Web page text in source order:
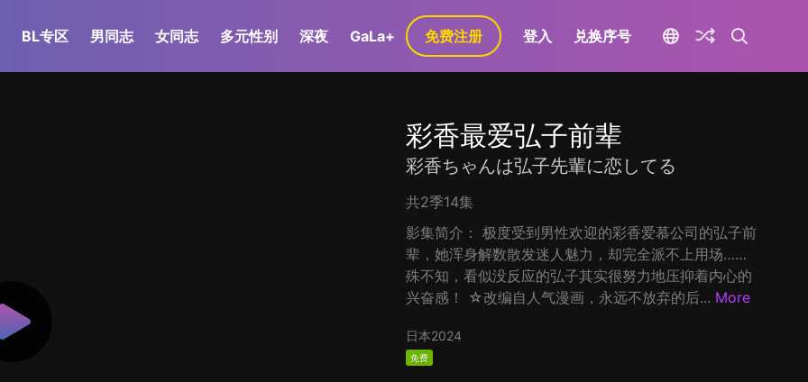
BL专区 男同志 女同志 多元性别 深夜 GaLa+ 免费注册 登入 兑换序号
彩香最爱弘子前辈
彩香ちゃんは弘子先輩に恋してる
共2季14集
影集简介： 极度受到男性欢迎的彩香爱慕公司的弘子前
辈，她浑身解数散发迷人魅力，却完全派不上用场……
殊不知，看似没反应的弘子其实很努力地压抑着内心的
兴奋感！ ☆改编自人气漫画，永远不放弃的后... More
日本2024
免费